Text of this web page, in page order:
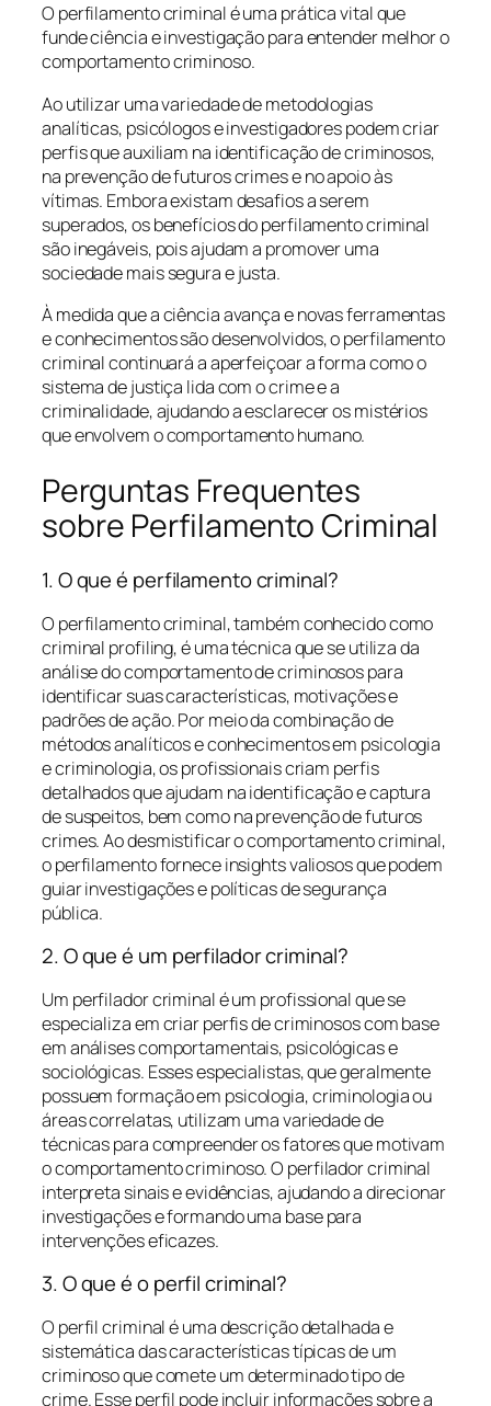
O perfilamento criminal é uma prática vital que
funde ciência e investigação para entender melhor o
comportamento criminoso.
Ao utilizar uma variedade de metodologias
analíticas, psicólogos e investigadores podem criar
perfis que auxiliam na identificação de criminosos,
na prevenção de futuros crimes e no apoio às
vítimas. Embora existam desafios a serem
superados, os benefícios do perfilamento criminal
são inegáveis, pois ajudam a promover uma
sociedade mais segura e justa.
À medida que a ciência avança e novas ferramentas
e conhecimentos são desenvolvidos, o perfilamento
criminal continuará a aperfeiçoar a forma como o
sistema de justiça lida com o crime e a
criminalidade, ajudando a esclarecer os mistérios
que envolvem o comportamento humano.
Perguntas Frequentes
sobre Perfilamento Criminal
1. O que é perfilamento criminal?
O perfilamento criminal, também conhecido como
criminal profiling, é uma técnica que se utiliza da
análise do comportamento de criminosos para
identificar suas características, motivações e
padrões de ação. Por meio da combinação de
métodos analíticos e conhecimentos em psicologia
e criminologia, os profissionais criam perfis
detalhados que ajudam na identificação e captura
de suspeitos, bem como na prevenção de futuros
crimes. Ao desmistificar o comportamento criminal,
o perfilamento fornece insights valiosos que podem
guiar investigações e políticas de segurança
pública.
2. O que é um perfilador criminal?
Um perfilador criminal é um profissional que se
especializa em criar perfis de criminosos com base
em análises comportamentais, psicológicas e
sociológicas. Esses especialistas, que geralmente
possuem formação em psicologia, criminologia ou
áreas correlatas, utilizam uma variedade de
técnicas para compreender os fatores que motivam
o comportamento criminoso. O perfilador criminal
interpreta sinais e evidências, ajudando a direcionar
investigações e formando uma base para
intervenções eficazes.
3. O que é o perfil criminal?
O perfil criminal é uma descrição detalhada e
sistemática das características típicas de um
criminoso que comete um determinado tipo de
crime. Esse perfil pode incluir informações sobre a